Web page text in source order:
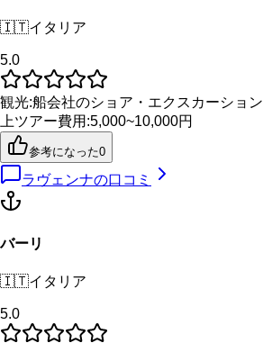
🇮🇹イタリア
5.0
観光:船会社のショア・エクスカーション
上ツアー費用 :5,000~10,000円
参考になった0
ラヴェンナの口コミ
バーリ
🇮🇹イタリア
5.0